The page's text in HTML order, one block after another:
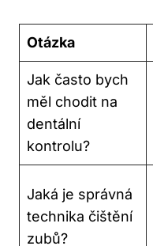
Otázka
Jak často bych
měl chodit na
dentální
kontrolu?
Jaká je správná
technika čištění
zubů?